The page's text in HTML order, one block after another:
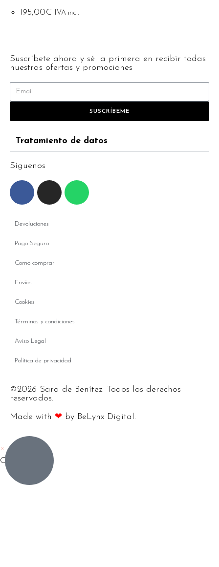
195,00€ IVA incl.
Suscríbete ahora y sé la primera en recibir todas
nuestras ofertas y promociones
SUSCRÍBEME
Tratamiento de datos
Síguenos
Devoluciones
Pago Seguro
Como comprar
Envíos
Cookies
Términos y condiciones
Aviso Legal
Política de privacidad
©2026 Sara de Benítez. Todos los derechos
reservados.
Made with ❤ by BeLynx Digital.​​
×
Carrito